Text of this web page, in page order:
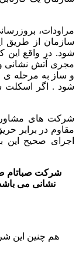
مراودات،
سازمان از طریق
شود. در واقع این
مجری آتش نشانی
و ساز به مرحله
شود . اگر اسکلت
شرکت های
مقاوم در برابر
اجرای صحیح این
شرکت صباتام
نشانی می
هم چنین این